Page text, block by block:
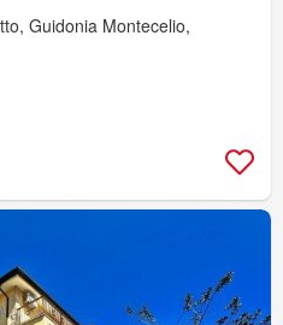
Guidonia Montecelio,